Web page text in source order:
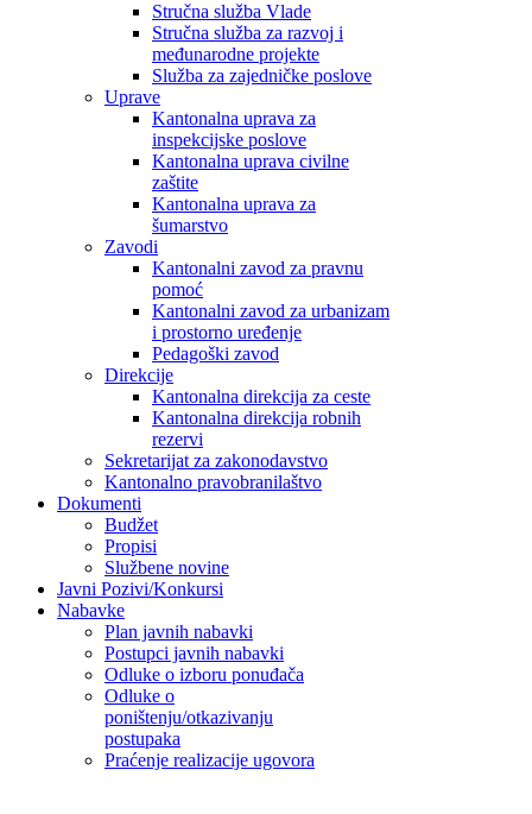
Stručna služba Vlade
Stručna služba za razvoj i
međunarodne projekte
Služba za zajedničke poslove
Uprave
Kantonalna uprava za
inspekcijske poslove
Kantonalna uprava civilne
zaštite
Kantonalna uprava za
šumarstvo
Zavodi
Kantonalni zavod za pravnu
pomoć
Kantonalni zavod za urbanizam
i prostorno uređenje
Pedagoški zavod
Direkcije
Kantonalna direkcija za ceste
Kantonalna direkcija robnih
rezervi
Sekretarijat za zakonodavstvo
Kantonalno pravobranilaštvo
Dokumenti
Budžet
Propisi
Službene novine
Javni Pozivi/Konkursi
Nabavke
Plan javnih nabavki
Postupci javnih nabavki
Odluke o izboru ponuđača
Odluke o
poništenju/otkazivanju
postupaka
Praćenje realizacije ugovora